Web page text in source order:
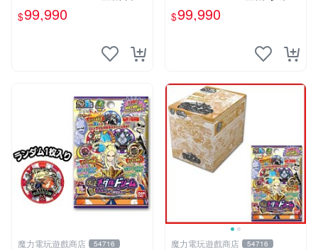
版 日本機 金屬黑 附贈充電器
裸裝 台中恐龍電玩
$99,990
色 日規機 日文介面 11.2版本
【台中恐龍電玩】
$99,990
魔力電玩遊戲商店 54716 魔力電玩遊戲商店 54716